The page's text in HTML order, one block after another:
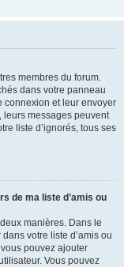
membres du forum.
dans votre panneau
connexion et leur envoyer
leurs messages peuvent
liste d’ignorés, tous ses
de ma liste d’amis ou
manières. Dans le
votre liste d’amis ou
pouvez ajouter
Vous pouvez